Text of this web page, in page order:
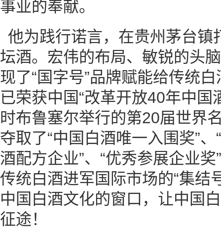
事业的奉献。
他为践行诺言，在贵州茅台
坛酒。宏伟的布局、敏锐的头
现了“国字号”品牌赋能给传统
已荣获中国“改革开放40年中国
时布鲁塞尔举行的第20届世界
夺取了“中国白酒唯一入围奖”
酒配方企业”、“优秀参展企业
传统白酒进军国际市场的“集结
中国白酒文化的窗口，让中国
征途！